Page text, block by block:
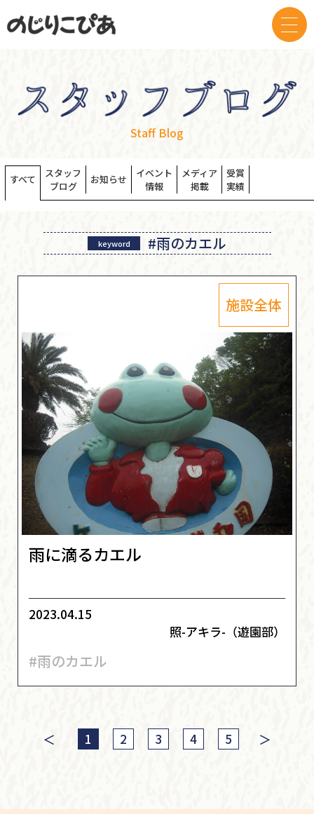
Staff Blog
すべて
スタッフ
ブログ
お知らせ
イベント
情報
メディア
掲載
受賞
実績
keyword #雨のカエル
施設全体
雨に滴るカエル
2023.04.15
照-アキラ-（遊園部）
#雨のカエル
＜ 1 2 3 4 5 ＞